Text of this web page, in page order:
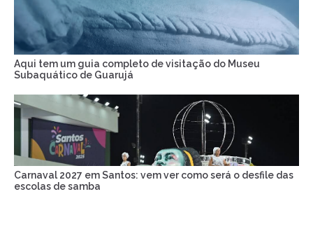
Aqui tem um guia completo de visitação do Museu
Subaquático de Guarujá
Carnaval 2027 em Santos: vem ver como será o desfile das
escolas de samba